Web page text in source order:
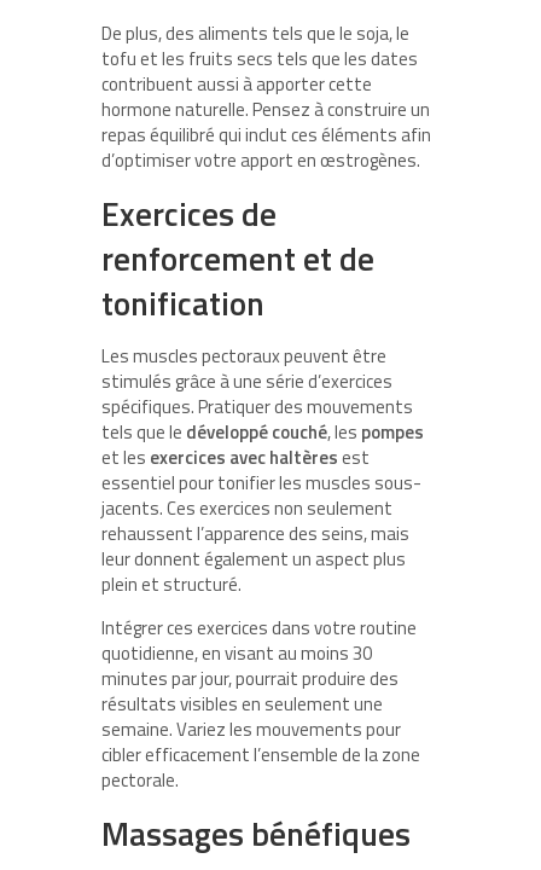
De plus, des aliments tels que le soja, le
tofu et les fruits secs tels que les dates
contribuent aussi à apporter cette
hormone naturelle. Pensez à construire un
repas équilibré qui inclut ces éléments afin
d’optimiser votre apport en œstrogènes.
Exercices de
renforcement et de
tonification
Les muscles pectoraux peuvent être
stimulés grâce à une série d’exercices
spécifiques. Pratiquer des mouvements
tels que le développé couché, les pompes
et les exercices avec haltèresest
essentiel pour tonifier les muscles sous-
jacents. Ces exercices non seulement
rehaussent l’apparence des seins, mais
leur donnent également un aspect plus
plein et structuré.
Intégrer ces exercices dans votre routine
quotidienne, en visant au moins 30
minutes par jour, pourrait produire des
résultats visibles en seulement une
semaine. Variez les mouvements pour
cibler efficacement l’ensemble de la zone
pectorale.
Massages bénéfiques